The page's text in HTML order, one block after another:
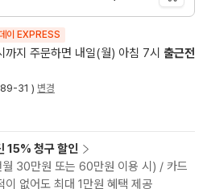
이 EXPRESS
지 주문하면 내일(월) 아침 7시 출근전
89-31 ) 변경
15% 청구 할인
30만원 또는 60만원 이용 시) / 카드
이 없어도 최대 1만원 혜택 제공